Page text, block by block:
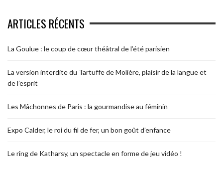
ARTICLES RÉCENTS
La Goulue : le coup de cœur théâtral de l’été parisien
La version interdite du Tartuffe de Molière, plaisir de la langue et
de l’esprit
Les Mâchonnes de Paris : la gourmandise au féminin
Expo Calder, le roi du fil de fer, un bon goût d’enfance
Le ring de Katharsy, un spectacle en forme de jeu vidéo !